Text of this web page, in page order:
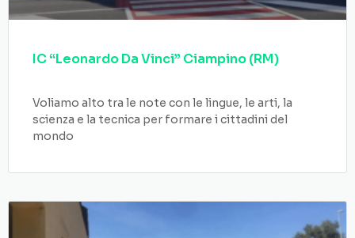
IC “Leonardo Da Vinci” Ciampino (RM)
Voliamo alto tra le note con le lingue, le arti, la
scienza e la tecnica per formare i cittadini del
mondo